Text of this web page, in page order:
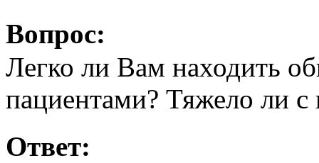
Вопрос:
Легко ли Вам находить
пациентами? Тяжело ли
Ответ: